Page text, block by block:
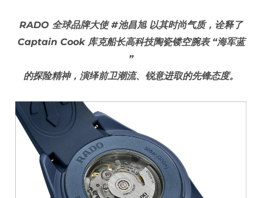
RADO 全球品牌大使 #池昌旭 以其时尚气质，诠释了
Captain Cook 库克船长高科技陶瓷镂空腕表 “海军蓝
”
的探险精神，演绎前卫潮流、锐意进取的先锋态度。